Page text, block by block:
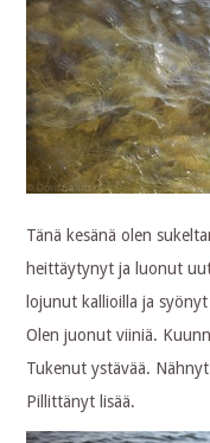
Tänä kesänä olen
heittäytynyt ja luonut
lojunut kallioilla ja
Olen juonut viiniä.
Tukenut ystävää.
Pillittänyt lisää.